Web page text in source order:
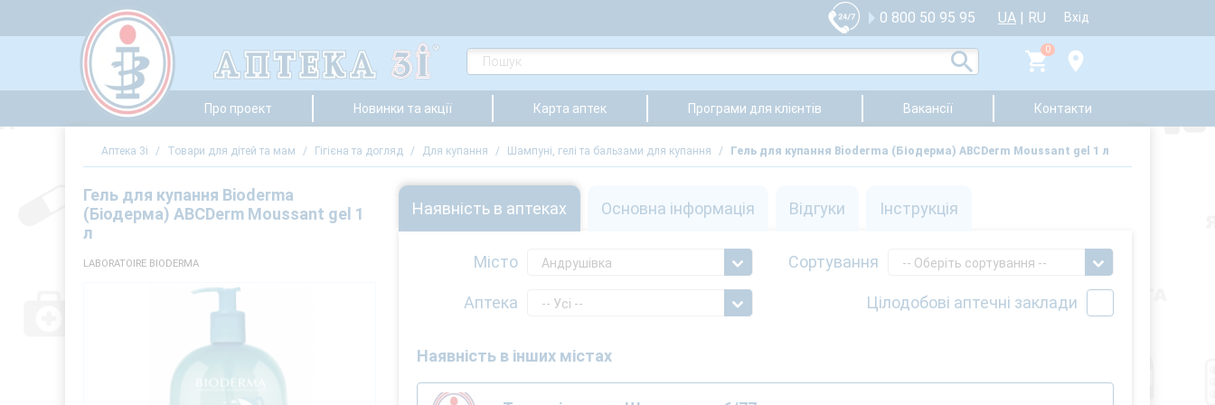
0 800 50 95 95 UA | RU Вхід
0
Про проект Новинки та акції Карта аптек Програми для клієнтів Вакансії Контакти
Аптека 3i / Товари для дітей та мам / Гігієна та догляд / Для купання / Шампуні, гелі та бальзами для купання / Гель для купання Bioderma (Біодерма) ABCDerm Moussant gel 1 л
Гель для купання Bioderma
(Біодерма) ABCDerm Moussant gel 1
л
LABORATOIRE BIODERMA
Наявність в аптеках Основна інформація Відгуки Інструкція
Місто Андрушівка
Аптека -- Усі --
Сортування -- Оберіть сортування --
Цілодобові аптечні заклади
Наявність в інших містах